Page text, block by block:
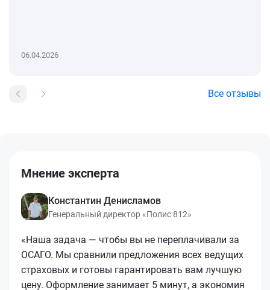
06.04.2026
Все отзывы
Мнение эксперта
Константин Денисламов
Генеральный директор «Полис 812»
«Наша задача — чтобы вы не переплачивали за
ОСАГО. Мы сравнили предложения всех ведущих
страховых и готовы гарантировать вам лучшую
цену. Оформление занимает 5 минут, а экономия